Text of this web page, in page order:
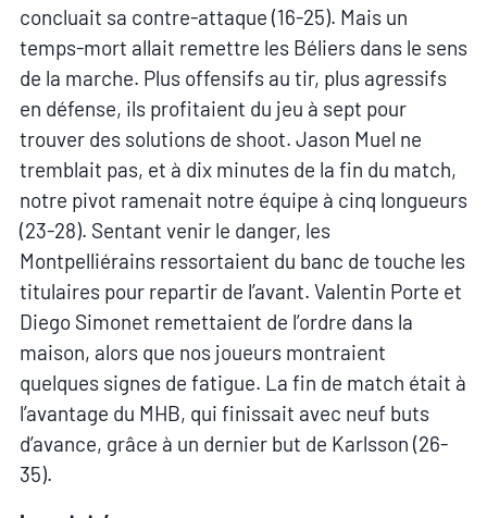
concluait sa contre-attaque (16-25). Mais un
temps-mort allait remettre les Béliers dans le sens
de la marche. Plus offensifs au tir, plus agressifs
en défense, ils profitaient du jeu à sept pour
trouver des solutions de shoot. Jason Muel ne
tremblait pas, et à dix minutes de la fin du match,
notre pivot ramenait notre équipe à cinq longueurs
(23-28). Sentant venir le danger, les
Montpelliérains ressortaient du banc de touche les
titulaires pour repartir de l’avant. Valentin Porte et
Diego Simonet remettaient de l’ordre dans la
maison, alors que nos joueurs montraient
quelques signes de fatigue. La fin de match était à
l’avantage du MHB, qui finissait avec neuf buts
d’avance, grâce à un dernier but de Karlsson (26-
35).